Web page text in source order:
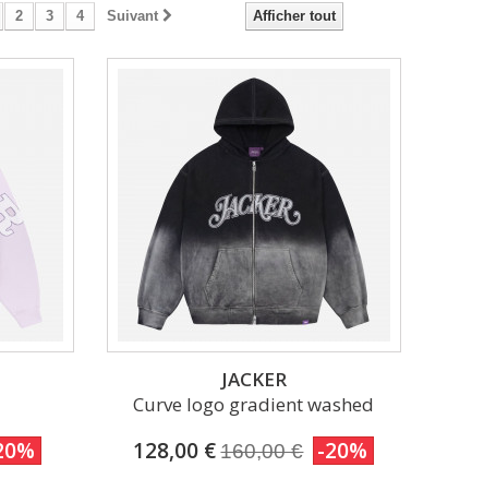
Afficher tout
2 3 4 Suivant
JACKER
Curve logo gradient washed
128,00 € 160,00 € -20%